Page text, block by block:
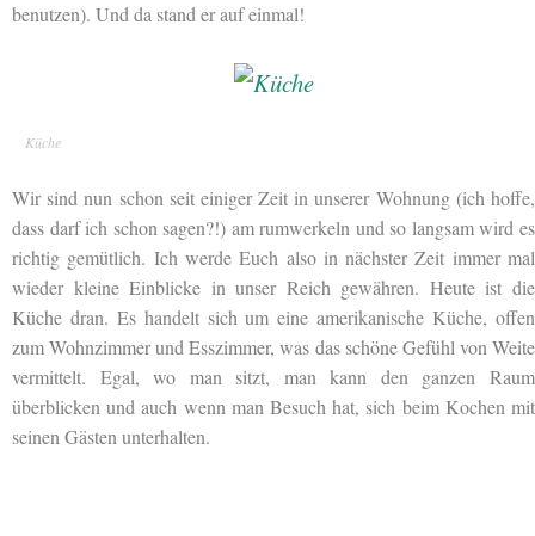
benutzen). Und da stand er auf einmal!
Küche
Wir sind nun schon seit einiger Zeit inunserer Wohnung (ich hoffe,
dass darf ich schon sagen?!) am rumwerkeln und so langsam wird es
richtig gemütlich. Ich werde Euch also in nächster Zeit immer mal
wieder kleine Einblicke in unser Reich gewähren. Heute ist die
Küche dran. Es handelt sich um eine amerikanische Küche, offen
zum Wohnzimmer und Esszimmer, was das schöne Gefühl von Weite
vermittelt. Egal, wo man sitzt, man kann den ganzen Raum
überblicken und auch wenn man Besuch hat, sich beim Kochen mit
seinen Gästen unterhalten.